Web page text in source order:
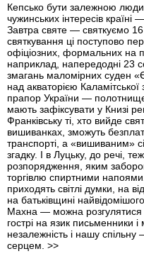
Кепсько бути залежною
чужинських інтересів країні
Завтра святе — святкуємо 16
святкування ці поступово
офіціозних, формальних на
наприклад, напередодні 23
змагань маломірних суден
над акваторією
прапор України —
мають зафіксувати у Книзі
Франківську ті, хто вийде
вишиванках, зможуть
транспорті, а «вишиваним»
згадку. І в Луцьку, до речі,
розпорядження, яким
торгівлю спиртними
приходять світлі думки, на
на батьківщині
Махна — можна розгулятися
гострі на язик письменники
незалежність і нашу
серцем. >>